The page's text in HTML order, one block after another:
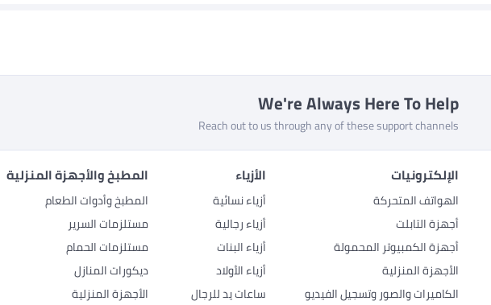
We're Always Here To Help
Reach out to us through any of these support channels
الإلكترونيات
الهواتف المتحركة
أجهزة التابلت
أجهزة الكمبيوتر المحمولة
الأجهزة المنزلية
الكاميرات والصور وتسجيل الفيديو
الأزياء
أزياء نسائية
أزياء رجالية
أزياء البنات
أزياء الأولاد
ساعات يد للرجال
المطبخ والأجهزة المنزلية
المطبخ وأدوات الطعام
مستلزمات السرير
مستلزمات الحمام
ديكورات المنازل
الأجهزة المنزلية